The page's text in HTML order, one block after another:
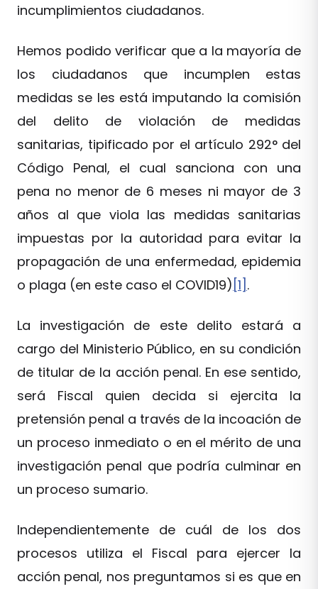
incumplimientos ciudadanos.
Hemos podido verificar que a la mayoría de
los ciudadanos que incumplen estas
medidas se les está imputando la comisión
del delito de violación de medidas
sanitarias, tipificado por el artículo 292° del
Código Penal, el cual sanciona con una
pena no menor de 6 meses ni mayor de 3
años al que viola las medidas sanitarias
impuestas por la autoridad para evitar la
propagación de una enfermedad, epidemia
o plaga (en este caso el COVID19) [1] .
La investigación de este delito estará a
cargo del Ministerio Público, en su condición
de titular de la acción penal. En ese sentido,
será Fiscal quien decida si ejercita la
pretensión penal a través de la incoación de
un proceso inmediato o en el mérito de una
investigación penal que podría culminar en
un proceso sumario.
Independientemente de cuál de los dos
procesos utiliza el Fiscal para ejercer la
acción penal, nos preguntamos si es que en